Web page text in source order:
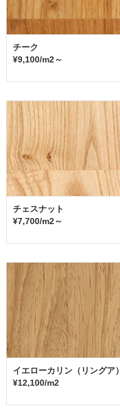
チーク
¥9,100/m2～
チェスナット
¥7,700/m2～
イエローカリン（リングア）
¥12,100/m2